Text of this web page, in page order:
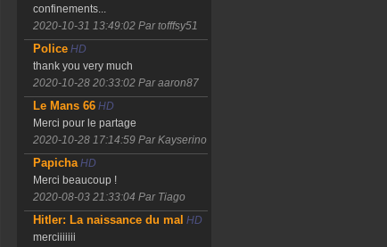
confinements...
2020-10-31 13:49:02 Par tofffsy51
PoliceHD
thank you very much
2020-10-28 20:33:02 Par aaron87
Le Mans 66HD
Merci pour le partage
2020-10-28 17:14:59 Par Kayserino
PapichaHD
Merci beaucoup !
2020-08-03 21:33:04 Par Tiago
Hitler: La naissance du mal HD
merciiiiiii